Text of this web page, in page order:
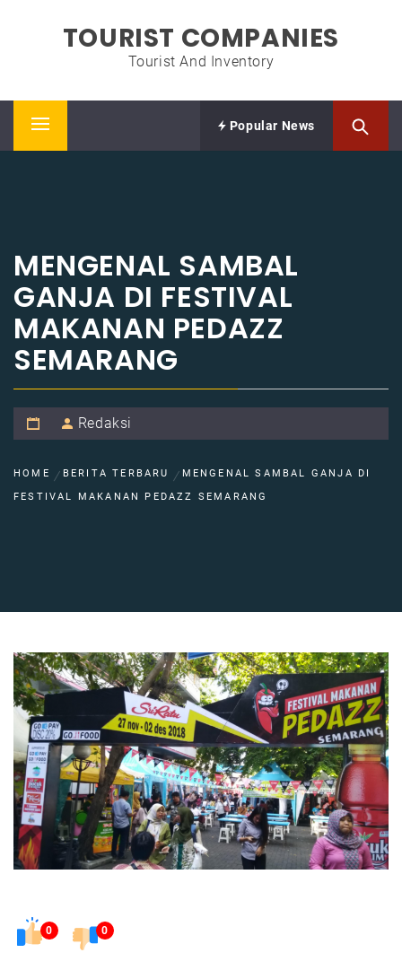
TOURIST COMPANIES
Tourist And Inventory
Primary
Popular News
MENGENAL SAMBAL
GANJA DI FESTIVAL
MAKANAN PEDAZZ
SEMARANG
Redaksi
HOME BERITA TERBARU
MENGENAL SAMBAL GANJA DI
FESTIVAL MAKANAN PEDAZZ SEMARANG
0 0